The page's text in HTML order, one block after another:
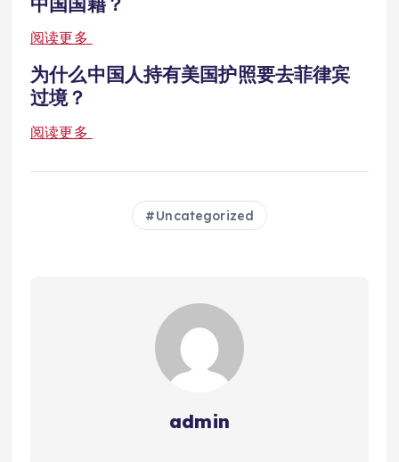
阅读更多
为什么中国人持有美国护照要去菲律宾
过境？
阅读更多
Uncategorized
admin